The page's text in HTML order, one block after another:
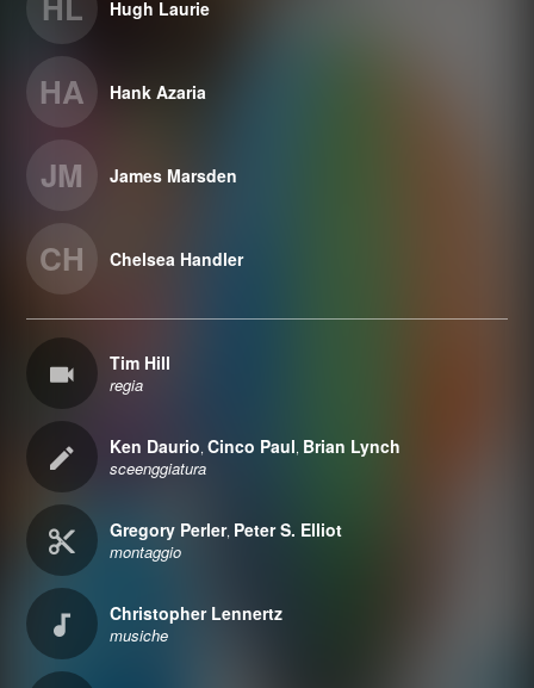
Hugh Laurie
HA Hank Azaria
JM James Marsden
CH Chelsea Handler
Tim Hill
regia
Ken Daurio,Cinco Paul, Brian Lynch
sceenggiatura
Gregory Perler, Peter S. Elliot
montaggio
Christopher Lennertz
musiche